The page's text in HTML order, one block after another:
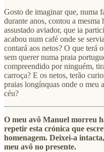
Gosto de imaginar que, numa
durante anos, contou a
assustado aviador, que ia
acabou num café onde se
contará aos netos? O que terá
sem querer numa praia
compreendido por ninguém,
carroça? E os netos, terão
praias longínquas onde o
céu?
O meu avô Manuel morreu
repetir esta crónica que
homenagem. Deixei-a
meu avô no presente.